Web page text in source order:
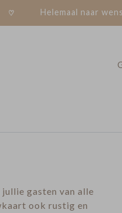
Helemaal naar
gasten van alle
ook rustig en